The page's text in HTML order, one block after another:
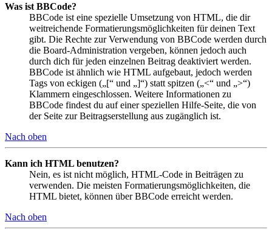
Was ist BBCode?
BBCode ist eine spezielle Umsetzung von HTML, die dir
weitreichende Formatierungsmöglichkeiten für deinen Text
gibt. Die Rechte zur Verwendung von BBCode werden durch
die Board-Administration vergeben, können jedoch auch
durch dich für jeden einzelnen Beitrag deaktiviert werden.
BBCode ist ähnlich wie HTML aufgebaut, jedoch werden
Tags von eckigen („[“ und „]“) statt spitzen („<“ und „>“)
Klammern eingeschlossen. Weitere Informationen zu
BBCode findest du auf einer speziellen Hilfe-Seite, die von
der Seite zur Beitragserstellung aus zugänglich ist.
Nach oben
Kann ich HTML benutzen?
Nein, es ist nicht möglich, HTML-Code in Beiträgen zu
verwenden. Die meisten Formatierungsmöglichkeiten, die
HTML bietet, können über BBCode erreicht werden.
Nach oben